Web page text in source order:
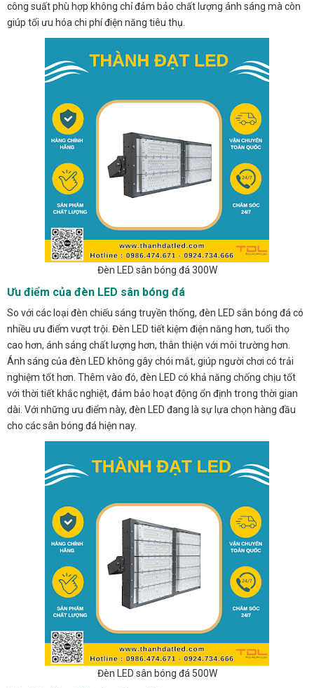
công suất phù hợp không chỉ đảm bảo chất lượng ánh sáng mà còn
giúp tối ưu hóa chi phí điện năng tiêu thụ.
Đèn LED sân bóng đá 300W
Ưu điểm của đèn LED sân bóng đá
So với các loại đèn chiếu sáng truyền thống, đèn LED sân bóng đá có
nhiều ưu điểm vượt trội. Đèn LED tiết kiệm điện năng hơn, tuổi thọ
cao hơn, ánh sáng chất lượng hơn, thân thiện với môi trường hơn.
Ánh sáng của đèn LED không gây chói mắt, giúp người chơi có trải
nghiệm tốt hơn. Thêm vào đó, đèn LED có khả năng chống chịu tốt
với thời tiết khắc nghiệt, đảm bảo hoạt động ổn định trong thời gian
dài. Với những ưu điểm này, đèn LED đang là sự lựa chọn hàng đầu
cho các sân bóng đá hiện nay.
Đèn LED sân bóng đá 500W